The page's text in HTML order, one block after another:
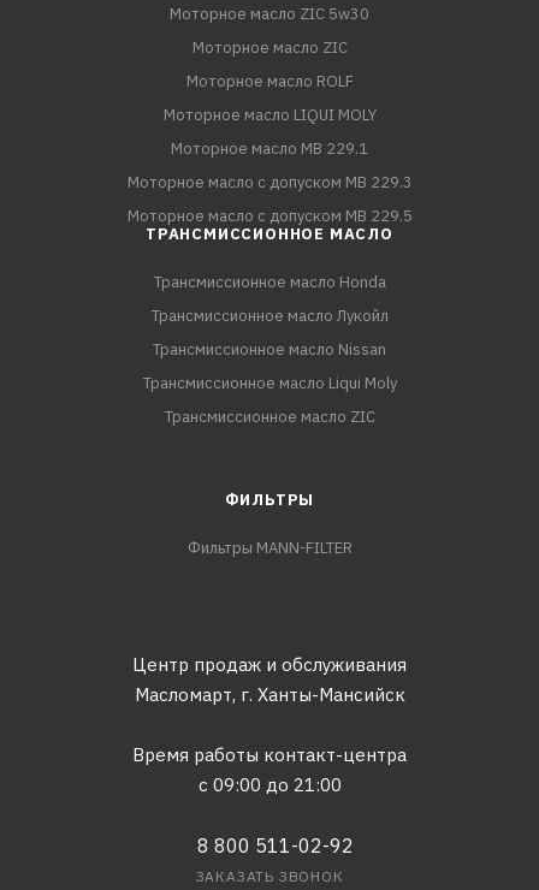
Моторное масло ZIC 5w30
Моторное масло ZIC
Моторное масло ROLF
Моторное масло LIQUI MOLY
Моторное масло MB 229.1
Моторное масло с допуском MB 229.3
Моторное масло с допуском MB 229.5
ТРАНСМИССИОННОЕ МАСЛО
Трансмиссионное масло Honda
Трансмиссионное масло Лукойл
Трансмиссионное масло Nissan
Трансмиссионное масло Liqui Moly
Трансмиссионное масло ZIC
ФИЛЬТРЫ
Фильтры MANN-FILTER
Центр продаж и обслуживания
Масломарт, г. Ханты-Мансийск
Время работы контакт-центра
с 09:00 до 21:00
8 800 511-02-92
ЗАКАЗАТЬ ЗВОНОК